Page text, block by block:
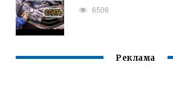
6508
Реклама